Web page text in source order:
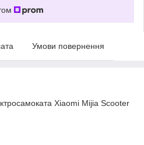
Умови повернення
Xiaomi Mijia Scooter